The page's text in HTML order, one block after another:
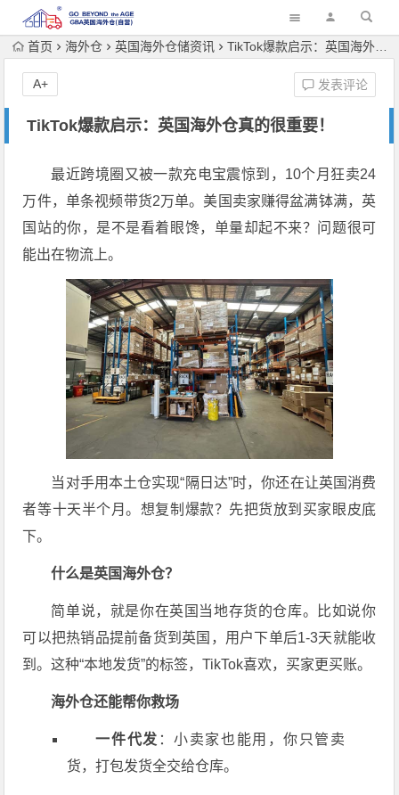
首页 海外仓 英国海外仓储资讯 TikTok爆款启示：英国海外仓真的很重要！
TikTok爆款启示：英国海外仓真的很重要！
发表评论
A+
最近跨境圈又被一款充电宝震惊到，10个月狂卖24
万件，单条视频带货2万单。美国卖家赚得盆满钵满，英
国站的你，是不是看着眼馋，单量却起不来？问题很可
能出在物流上。
当对手用本土仓实现“隔日达”时，你还在让英国消费
者等十天半个月。想复制爆款？先把货放到买家眼皮底
下。
什么是英国海外仓？
简单说，就是你在英国当地存货的仓库。比如说你
可以把热销品提前备货到英国，用户下单后1-3天就能收
到。这种“本地发货”的标签，TikTok喜欢，买家更买账。
海外仓还能帮你救场
一件代发 ：小卖家也能用，你只管卖
货，打包发货全交给仓库。